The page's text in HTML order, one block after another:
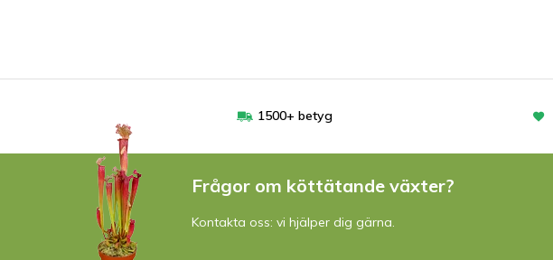
1500+ betyg
Frågor om köttätande växter?
Kontakta oss: vi hjälper dig gärna.